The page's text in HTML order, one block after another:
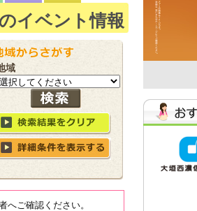
イベント情報
域
へご確認ください。